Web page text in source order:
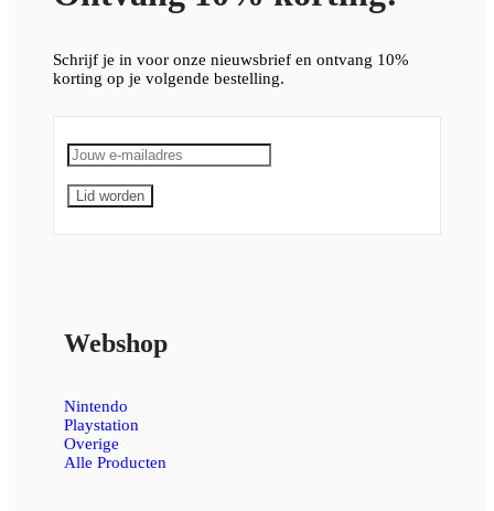
Schrijf je in voor onze nieuwsbrief en ontvang 10%
korting op je volgende bestelling.
Webshop
Nintendo
Playstation
Overige
Alle Producten